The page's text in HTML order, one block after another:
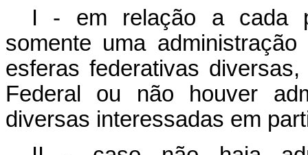
I - em relação a cada
somente uma
esferas federativas
Federal ou não houver
diversas interessadas em